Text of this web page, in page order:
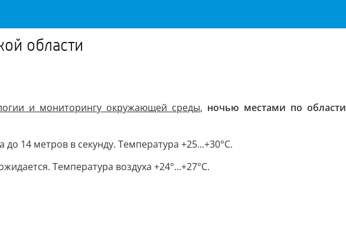
области
и мониторингу окружающей среды, ночью местами по области
14 метров в секунду. Температура +25...+30°С.
Температура воздуха +24°...+27°С.